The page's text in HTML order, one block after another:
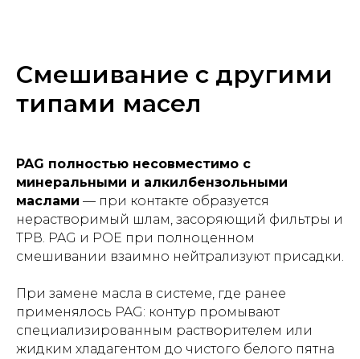
Смешивание с другими
типами масел
PAG полностью несовместимо с
минеральными и алкилбензольными
маслами — при контакте образуется
нерастворимый шлам, засоряющий фильтры и
ТРВ. PAG и POE при полноценном
смешивании взаимно нейтрализуют присадки.
При замене масла в системе, где ранее
применялось PAG: контур промывают
специализированным растворителем или
жидким хладагентом до чистого белого пятна